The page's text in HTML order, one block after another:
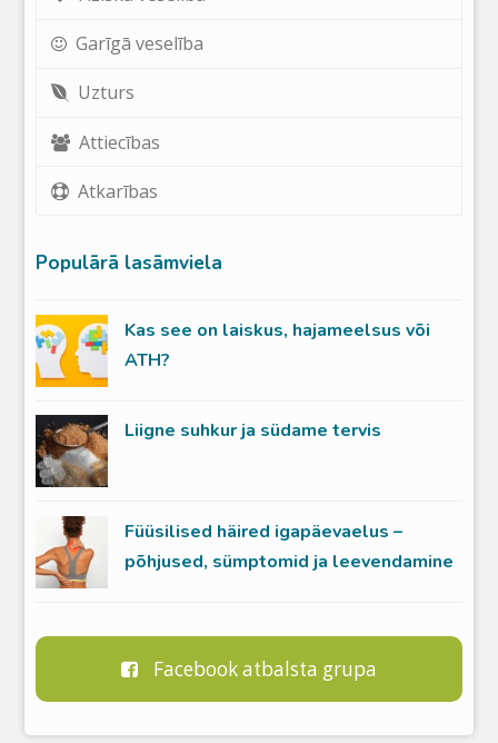
Garīgā veselība
Uzturs
Attiecības
Atkarības
Populārā lasāmviela
Kas see on laiskus, hajameelsus või
ATH?
Liigne suhkur ja südame tervis
Füüsilised häired igapäevaelus –
põhjused, sümptomid ja leevendamine
Facebook atbalsta grupa